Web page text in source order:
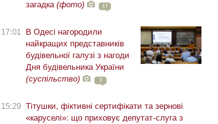
загадка (фото) 17
17:01
В Одесі нагородили
найкращих представників
будівельної галузі з нагоди
Дня будівельника України
(суспільство)
3
15:29 Тітушки, фіктивні сертифікати та зернові
«каруселі»: що приховує депутат-слуга з